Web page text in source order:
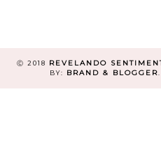
Ⓒ 2018 REVELANDO
BY:
BRAND & BLOGGER